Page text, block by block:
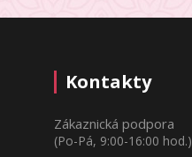
Kontakty
Zákaznická podpora
(Po-Pá, 9:00-16:00 hod.)